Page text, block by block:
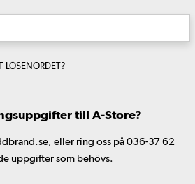
LÖSENORDET?
till A-Store?
eller ring oss på 036-37 62
uppgifter som behövs.